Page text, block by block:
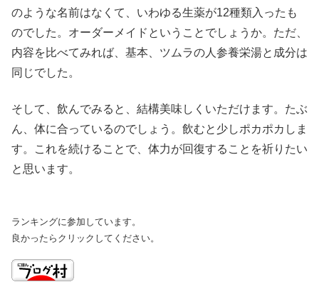
のような名前はなくて、いわゆる生薬が12種類入ったも
のでした。オーダーメイドということでしょうか。ただ、
内容を比べてみれば、基本、ツムラの人参養栄湯と成分は
同じでした。
そして、飲んでみると、結構美味しくいただけます。たぶ
ん、体に合っているのでしょう。飲むと少しポカポカしま
す。これを続けることで、体力が回復することを祈りたい
と思います。
ランキングに参加しています。
良かったらクリックしてください。